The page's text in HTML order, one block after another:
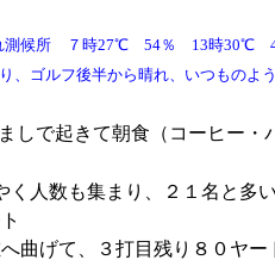
れ測候所 ７時27℃ 54％ 13時
フ後半から晴れ、いつものよう
しで起きて朝食（コーヒー
く人数も集まり、２１名と多
曲げて、３打目残り８０ヤ